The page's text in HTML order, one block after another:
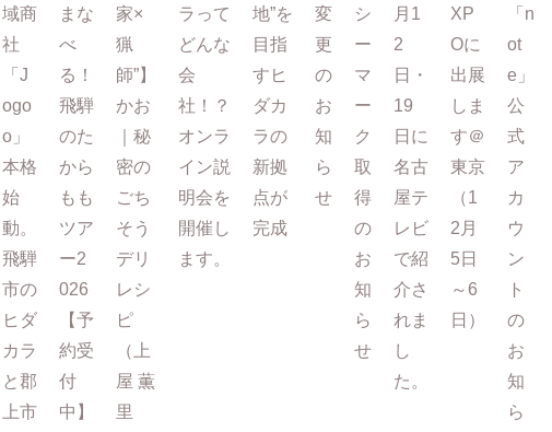
域商
社
「J
ogo
o」
本格
始
動。
飛騨
市の
ヒダ
カラ
と郡
上市
まな
べ
る！
飛騨
のた
から
もも
ツア
ー2
026
【予
約受
付
中】
家×
猟
師”】
かお
｜秘
密の
ごち
そう
デリ
レシ
ピ
（上
屋 薫
里
ラって
どんな
会
社！？
オンラ
イン説
明会を
開催し
ます。
地”を
目指
すヒ
ダカ
ラの
新拠
点が
完成
変
更
の
お
知
ら
せ
シ
ー
マ
ー
ク
取
得
の
お
知
ら
せ
月1
2
日・
19
日に
名古
屋テ
レビ
で紹
介さ
れま
し
た。
XP
Oに
出展
しま
す＠
東京
（1
2月
5日
～6
日）
「n
ot
e」
公
式
ア
カ
ウ
ン
ト
の
お
知
ら